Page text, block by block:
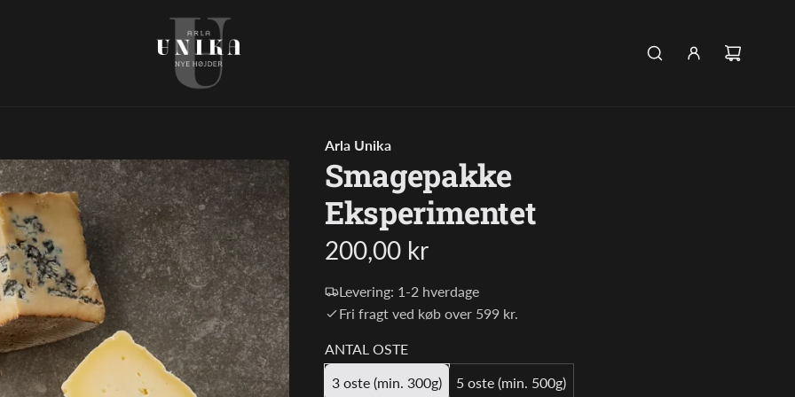
Arla Unika
Smagepakke
Eksperimentet
Normalpris
200,00 kr
Levering: 1-2 hverdage
Fri fragt ved køb over 599 kr.
ANTAL OSTE
3 oste (min. 300g)
5 oste (min. 500g)